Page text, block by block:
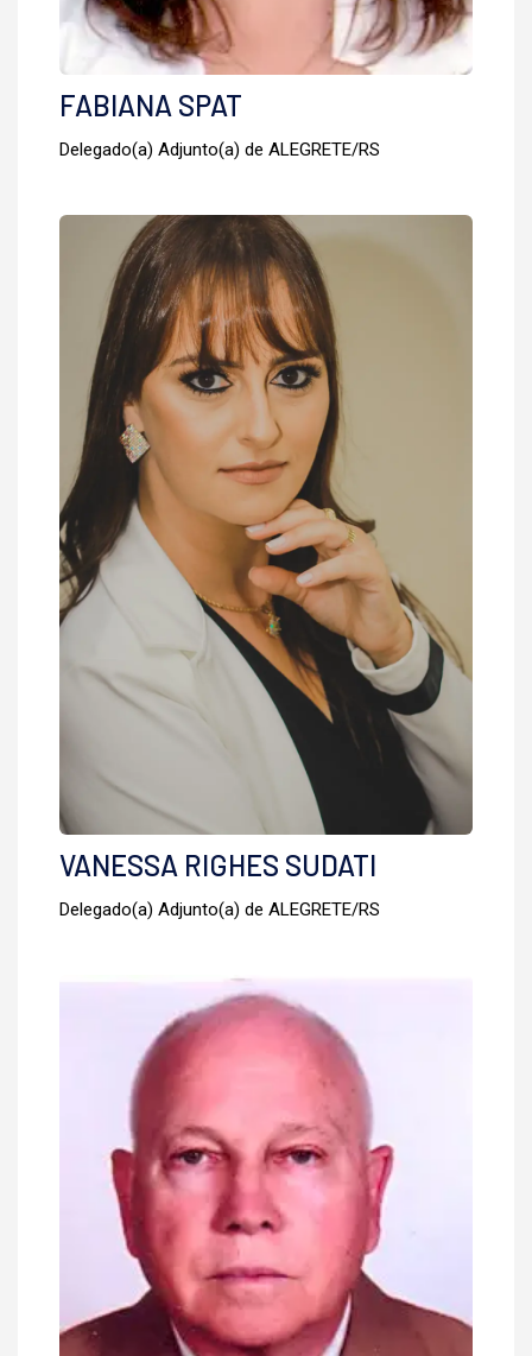
FABIANA SPAT
Delegado(a) Adjunto(a) de ALEGRETE/RS
VANESSA RIGHES SUDATI
Delegado(a) Adjunto(a) de ALEGRETE/RS